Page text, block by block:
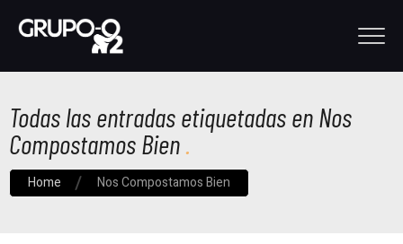
Todas las entradas etiquetadas en Nos
Compostamos Bien
Home Nos Compostamos Bien